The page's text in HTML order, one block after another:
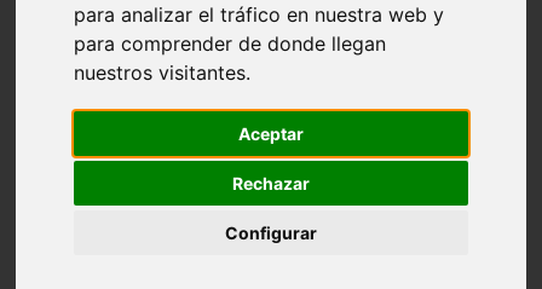
para analizar el tráfico en nuestra web y
para comprender de donde llegan
nuestros visitantes.
Aceptar
Rechazar
Configurar
Colecciones de fotografías
Cine doméstico